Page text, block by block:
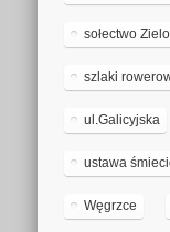
sołectwo
szlaki
ul.Galicyjska
ustawa
Węgrzce